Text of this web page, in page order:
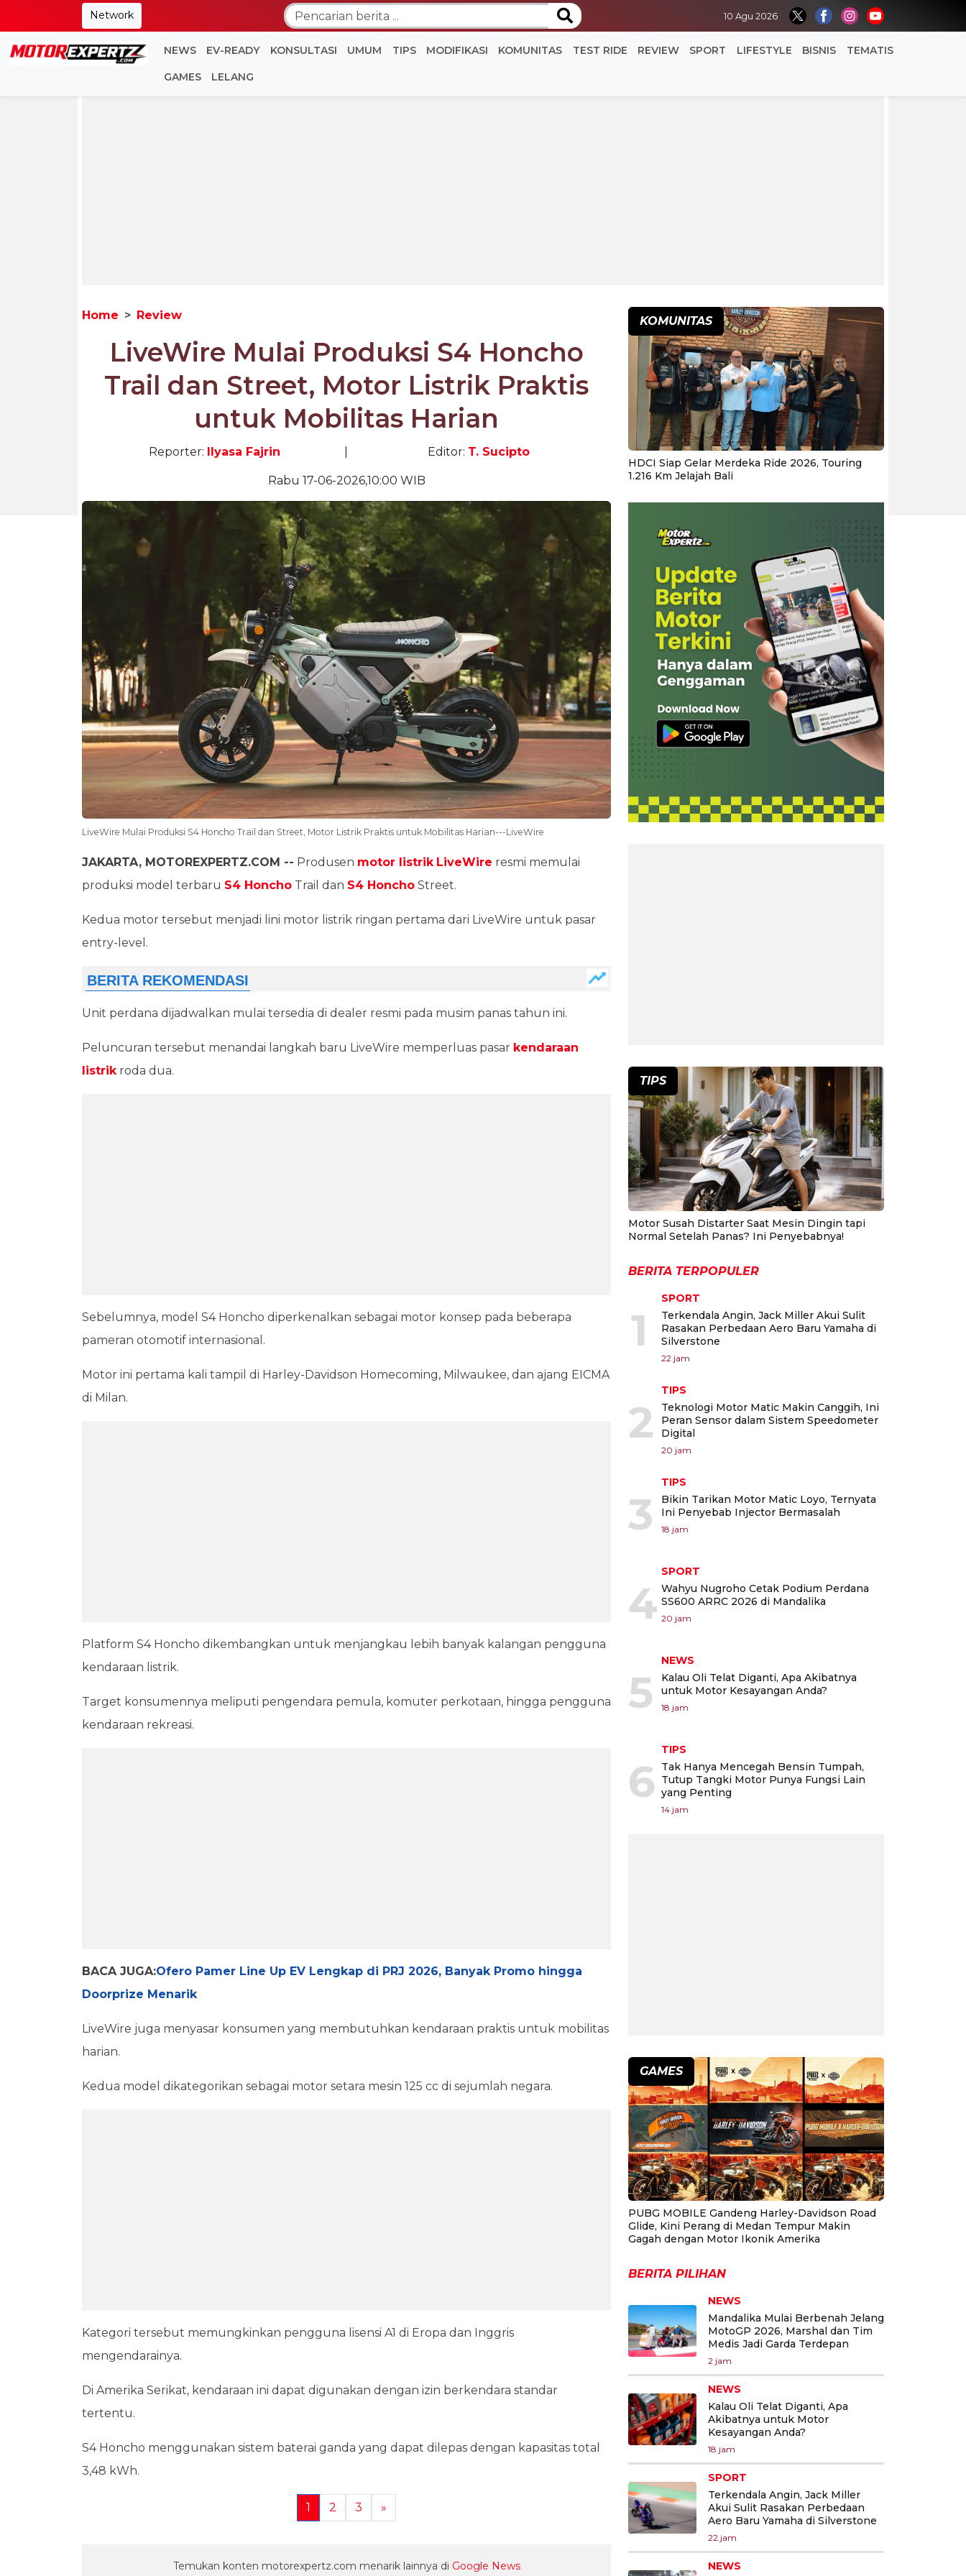
Network 10 Agu 2026
NEWS EV-READY KONSULTASI UMUM TIPS MODIFIKASI KOMUNITAS TEST RIDE REVIEW SPORT LIFESTYLE BISNIS TEMATIS
GAMES LELANG
Home Review
LiveWire Mulai Produksi S4 Honcho
Trail dan Street, Motor Listrik Praktis
untuk Mobilitas Harian
Reporter: Ilyasa Fajrin Editor: T. Sucipto
Rabu 17-06-2026,10:00 WIB
LiveWire Mulai Produksi S4 Honcho Trail dan Street, Motor Listrik Praktis untuk Mobilitas Harian---LiveWire
JAKARTA, MOTOREXPERTZ.COM -- Produsen motor listrik LiveWire resmi memulai
produksi model terbaru S4 Honcho Trail dan S4 Honcho Street.
Kedua motor tersebut menjadi lini motor listrik ringan pertama dari LiveWire untuk pasar
entry-level.
Unit perdana dijadwalkan mulai tersedia di dealer resmi pada musim panas tahun ini.
Peluncuran tersebut menandai langkah baru LiveWire memperluas pasar kendaraan
listrikroda dua.
Sebelumnya, model S4 Honcho diperkenalkan sebagai motor konsep pada beberapa
pameran otomotif internasional.
Motor ini pertama kali tampil di Harley-Davidson Homecoming, Milwaukee, dan ajang EICMA
di Milan.
Platform S4 Honcho dikembangkan untuk menjangkau lebih banyak kalangan pengguna
kendaraan listrik.
Target konsumennya meliputi pengendara pemula, komuter perkotaan, hingga pengguna
kendaraan rekreasi.
BACA JUGA:Ofero Pamer Line Up EV Lengkap di PRJ 2026, Banyak Promo hingga
Doorprize Menarik
LiveWire juga menyasar konsumen yang membutuhkan kendaraan praktis untuk mobilitas
harian.
Kedua model dikategorikan sebagai motor setara mesin 125 cc di sejumlah negara.
Kategori tersebut memungkinkan pengguna lisensi A1 di Eropa dan Inggris
mengendarainya.
Di Amerika Serikat, kendaraan ini dapat digunakan dengan izin berkendara standar
tertentu.
S4 Honcho menggunakan sistem baterai ganda yang dapat dilepas dengan kapasitas total
3,48 kWh.
1 2 3 »
Temukan konten motorexpertz.com menarik lainnya di Google News
KOMUNITAS
HDCI Siap Gelar Merdeka Ride 2026, Touring
1.216 Km Jelajah Bali
TIPS
Motor Susah Distarter Saat Mesin Dingin tapi
Normal Setelah Panas? Ini Penyebabnya!
BERITA TERPOPULER
1
SPORT
Terkendala Angin, Jack Miller Akui Sulit
Rasakan Perbedaan Aero Baru Yamaha di
Silverstone
22 jam
2
TIPS
Teknologi Motor Matic Makin Canggih, Ini
Peran Sensor dalam Sistem Speedometer
Digital
20 jam
3
TIPS
Bikin Tarikan Motor Matic Loyo, Ternyata
Ini Penyebab Injector Bermasalah
18 jam
4
SPORT
Wahyu Nugroho Cetak Podium Perdana
SS600 ARRC 2026 di Mandalika
20 jam
5
NEWS
Kalau Oli Telat Diganti, Apa Akibatnya
untuk Motor Kesayangan Anda?
18 jam
6
TIPS
Tak Hanya Mencegah Bensin Tumpah,
Tutup Tangki Motor Punya Fungsi Lain
yang Penting
14 jam
GAMES
PUBG MOBILE Gandeng Harley-Davidson Road
Glide, Kini Perang di Medan Tempur Makin
Gagah dengan Motor Ikonik Amerika
BERITA PILIHAN
NEWS
Mandalika Mulai Berbenah Jelang
MotoGP 2026, Marshal dan Tim
Medis Jadi Garda Terdepan
2 jam
NEWS
Kalau Oli Telat Diganti, Apa
Akibatnya untuk Motor
Kesayangan Anda?
18 jam
SPORT
Terkendala Angin, Jack Miller
Akui Sulit Rasakan Perbedaan
Aero Baru Yamaha di Silverstone
22 jam
NEWS